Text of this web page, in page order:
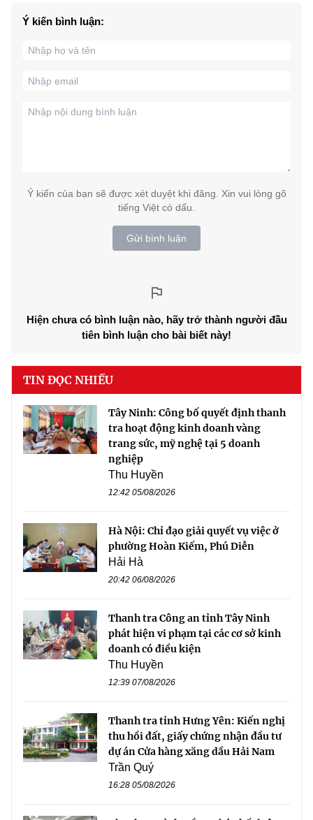
Ý kiến bình luận:
Ý kiến của bạn sẽ được xét duyệt khi đăng. Xin vui lòng gõ
tiếng Việt có dấu.
Gửi bình luận
Hiện chưa có bình luận nào, hãy trở thành người đầu
tiên bình luận cho bài biết này!
TIN ĐỌC NHIỀU
Tây Ninh: Công bố quyết định thanh
tra hoạt động kinh doanh vàng
trang sức, mỹ nghệ tại 5 doanh
nghiệp
Thu Huyền
12:42 05/08/2026
Hà Nội: Chỉ đạo giải quyết vụ việc ở
phường Hoàn Kiếm, Phú Diễn
Hải Hà
20:42 06/08/2026
Thanh tra Công an tỉnh Tây Ninh
phát hiện vi phạm tại các cơ sở kinh
doanh có điều kiện
Thu Huyền
12:39 07/08/2026
Thanh tra tỉnh Hưng Yên: Kiến nghị
thu hồi đất, giấy chứng nhận đầu tư
dự án Cửa hàng xăng dầu Hải Nam
Trần Quý
16:28 05/08/2026